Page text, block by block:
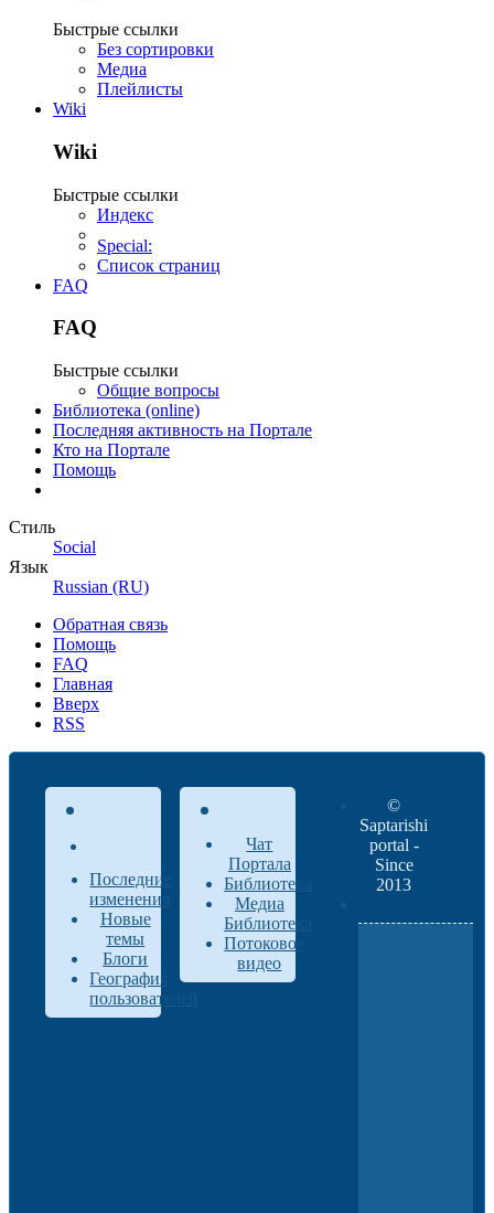
Быстрые ссылки
Без сортировки
Медиа
Плейлисты
Wiki
Wiki
Быстрые ссылки
Индекс
Special:
Список страниц
FAQ
FAQ
Быстрые ссылки
Общие вопросы
Библиотека (online)
Последняя активность на Портале
Кто на Портале
Помощь
Стиль
Social
Язык
Russian (RU)
Обратная связь
Помощь
FAQ
Главная
Вверх
RSS
Последние
изменения
Новые
темы
Блоги
География
пользователей
Чат
Портала
Библиотека
Медиа
Библиотека
Потоковое
видео
©
Saptarishi
portal -
Since
2013